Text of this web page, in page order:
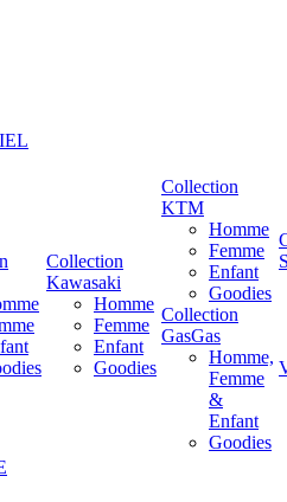
Collection
Kawasaki
Homme
Femme
Enfant
Goodies
Collection
KTM
Homme
Femme
Enfant
Goodies
Collection
GasGas
Homme,
Femme
&
Enfant
Goodies